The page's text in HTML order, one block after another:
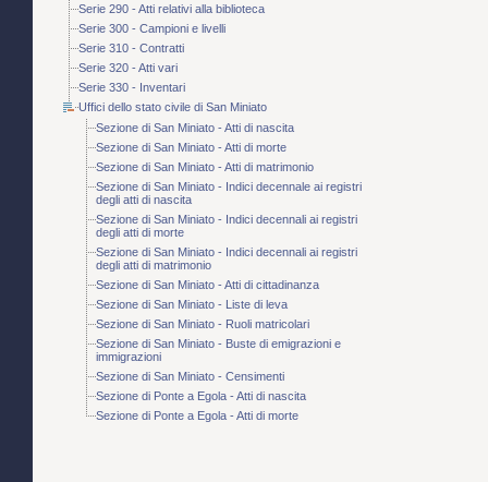
Serie 290 - Atti relativi alla biblioteca
Serie 300 - Campioni e livelli
Serie 310 - Contratti
Serie 320 - Atti vari
Serie 330 - Inventari
Uffici dello stato civile di San Miniato
Sezione di San Miniato - Atti di nascita
Sezione di San Miniato - Atti di morte
Sezione di San Miniato - Atti di matrimonio
Sezione di San Miniato - Indici decennale ai registri
degli atti di nascita
Sezione di San Miniato - Indici decennali ai registri
degli atti di morte
Sezione di San Miniato - Indici decennali ai registri
degli atti di matrimonio
Sezione di San Miniato - Atti di cittadinanza
Sezione di San Miniato - Liste di leva
Sezione di San Miniato - Ruoli matricolari
Sezione di San Miniato - Buste di emigrazioni e
immigrazioni
Sezione di San Miniato - Censimenti
Sezione di Ponte a Egola - Atti di nascita
Sezione di Ponte a Egola - Atti di morte